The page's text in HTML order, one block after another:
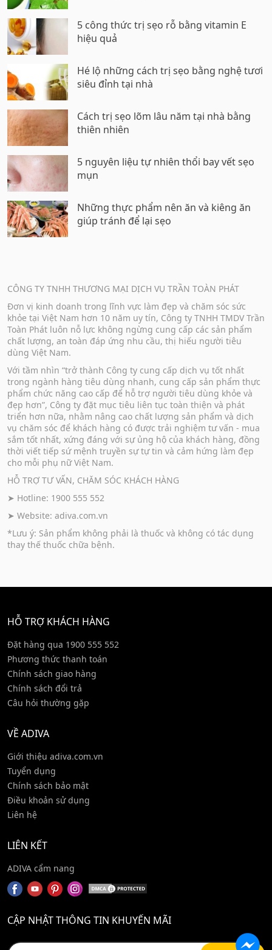
5 công thức trị sẹo rỗ bằng vitamin E
hiệu quả
Hé lộ những cách trị sẹo bằng nghệ tươi
siêu đỉnh tại nhà
Cách trị sẹo lõm lâu năm tại nhà bằng
thiên nhiên
5 nguyên liệu tự nhiên thổi bay vết sẹo
mụn
Những thực phẩm nên ăn và kiêng ăn
giúp tránh để lại sẹo
CÔNG TY TNHH THƯƠNG MẠI DỊCH VỤ TRẦN TOÀN PHÁT
Đơn vị kinh doanh trong lĩnh vực làm đẹp và chăm sóc sức
khỏe tại Việt Nam hơn 10 năm uy tín, Công ty TNHH TMDV Trần
Toàn Phát luôn nỗ lực không ngừng cung cấp các sản phẩm
chất lượng, an toàn đáp ứng nhu cầu, thị hiếu người tiêu
dùng Việt Nam.
Với tầm nhìn “trở thành Công ty cung cấp dịch vụ tốt nhất
trong ngành hàng tiêu dùng nhanh, cung cấp sản phẩm thực
phẩm chức năng cao cấp để hỗ trợ người tiêu dùng khỏe và
đẹp hơn”, Công ty đặt mục tiêu liên tục toàn thiện và phát
triển hơn nữa, nhằm nâng cao chất lượng sản phẩm và dịch
vụ chăm sóc để khách hàng có được trải nghiệm tư vấn - mua
sắm tốt nhất, xứng đáng với sự ủng hộ của khách hàng, đồng
thời viết tiếp sứ mệnh truyền sự tự tin và cảm hứng làm đẹp
cho mỗi phụ nữ Việt Nam.
HỖ TRỢ TƯ VẤN, CHĂM SÓC KHÁCH HÀNG
➤ Hotline: 1900 555 552
➤ Website: adiva.com.vn
*Lưu ý: Sản phẩm không phải là thuốc và không có tác dụng
thay thế thuốc chữa bệnh.
HỖ TRỢ KHÁCH HÀNG
Đặt hàng qua 1900 555 552
Phương thức thanh toán
Chính sách giao hàng
Chính sách đổi trả
Câu hỏi thường gặp
VỀ ADIVA
Giới thiệu adiva.com.vn
Tuyển dụng
Chính sách bảo mật
Điều khoản sử dụng
Liên hệ
LIÊN KẾT
ADIVA cẩm nang
CẬP NHẬT THÔNG TIN KHUYẾN MÃI